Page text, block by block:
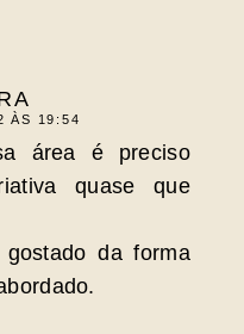
ÀS 19:54
área é preciso
quase que
da forma